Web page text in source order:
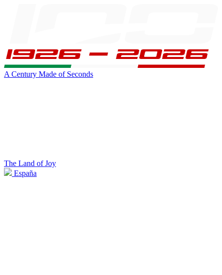
A Century Made of Seconds
The Land of Joy
España